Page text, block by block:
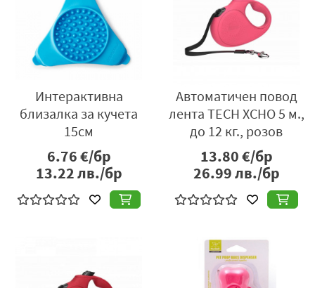
Интерактивна
близалка за кучета
15см
6.76€/бр
13.22лв./бр
Автоматичен повод
лента TECH XCHO 5 м.,
до 12 кг., розов
13.80€/бр
26.99лв./бр